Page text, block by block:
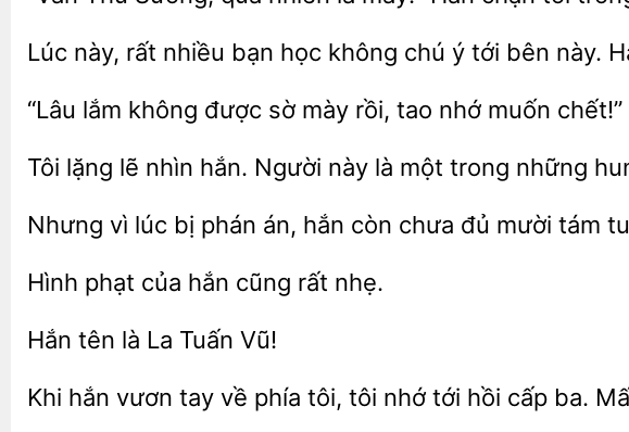
Lúc này, rất nhiều học không chú tới bên này.
lắm không được sờ mày tao nhớ chết!”
Tôi lặng lẽ nhìn Người là một trong những
Nhưng vì lúc bị phán án, hắn còn chưa mười tám
Hình của cũng nhẹ.
La Tuấn Vũ!
Khi hắn vươn tay về phía tôi, tôi nhớ tới hồi cấp ba.